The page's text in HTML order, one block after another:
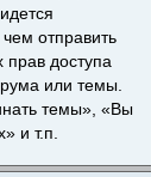
отправить
доступа
или темы.
темы», «Вы
и т.п.